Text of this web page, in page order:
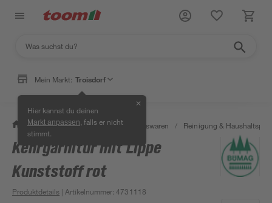
Mein Markt: Troisdorf
Hier kannst du deinen
Markt anpassen , falls er nicht
stimmt.
✕
/ Wohnen & Haushalt / Haushaltswaren / Reinigung &
Kehrgarnitur mit Lippe
Kunststoff rot
Produktdetails | Artikelnummer:4731118